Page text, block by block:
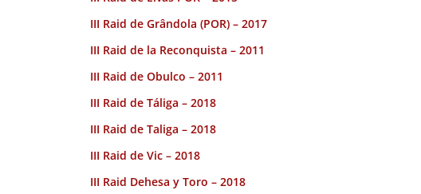
III Raid de Grândola (POR) – 2017
III Raid de la Reconquista – 2011
III Raid de Obulco – 2011
III Raid de Táliga – 2018
III Raid de Taliga – 2018
III Raid de Vic – 2018
III Raid Dehesa y Toro – 2018